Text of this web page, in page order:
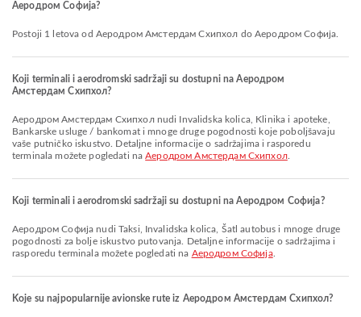
Аеродром Софија?
Postoji 1 letova od Aеродром Амстердам Схипхол do Аеродром Софија.
Koji terminali i aerodromski sadržaji su dostupni na Aеродром
Амстердам Схипхол?
Aеродром Амстердам Схипхол nudi Invalidska kolica, Klinika i apoteke,
Bankarske usluge / bankomat i mnoge druge pogodnosti koje poboljšavaju
vaše putničko iskustvo. Detaljne informacije o sadržajima i rasporedu
terminala možete pogledati naAеродром Амстердам Схипхол.
Koji terminali i aerodromski sadržaji su dostupni na Аеродром Софија?
Аеродром Софија nudi Taksi, Invalidska kolica, Šatl autobus i mnoge druge
pogodnosti za bolje iskustvo putovanja. Detaljne informacije o sadržajima i
rasporedu terminala možete pogledati na Аеродром Софија.
Koje su najpopularnije avionske rute iz Aеродром Амстердам Схипхол?